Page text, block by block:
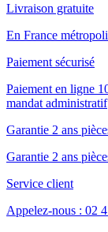
Livraison gratuite
En France
Paiement sécurisé
Paiement en ligne
mandat administratif
Garantie 2 ans
Garantie 2 ans
Service client
Appelez-nous : 02